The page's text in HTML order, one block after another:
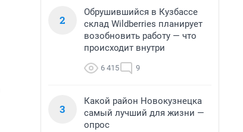
2
Обрушившийся в Кузбассе
склад Wildberries планирует
возобновить работу — что
происходит внутри
6 415 9
3
Какой район Новокузнецка
самый лучший для жизни —
опрос